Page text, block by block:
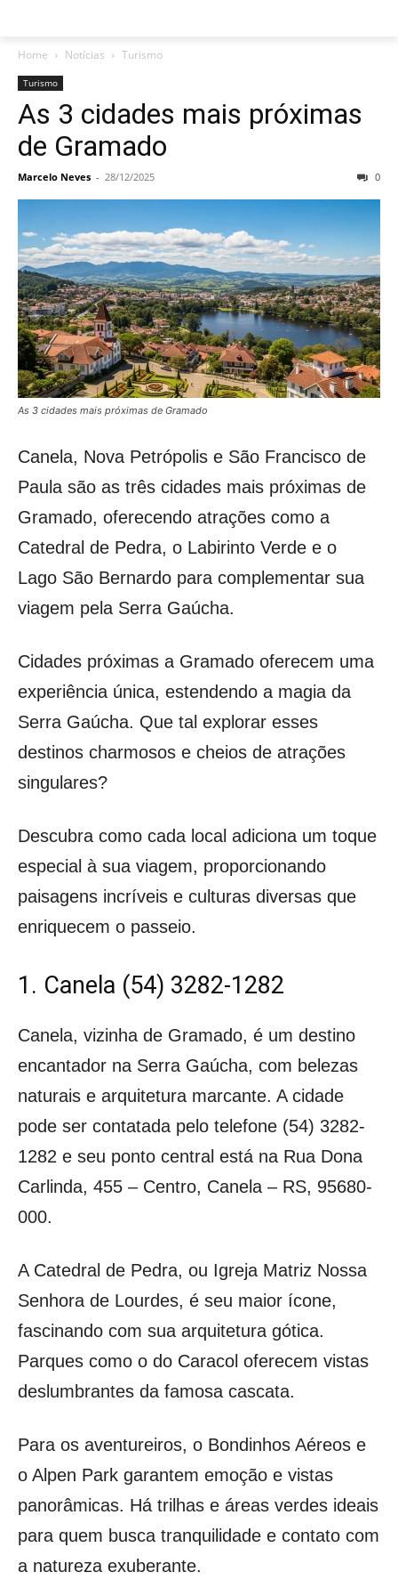
Home Notícias Turismo
Turismo
As 3 cidades mais próximas
de Gramado
Marcelo Neves - 28/12/2025 0
As 3 cidades mais próximas de Gramado
Canela, Nova Petrópolis e São Francisco de
Paula são as três cidades mais próximas de
Gramado, oferecendo atrações como a
Catedral de Pedra, o Labirinto Verde e o
Lago São Bernardo para complementar sua
viagem pela Serra Gaúcha.
Cidades próximas a Gramado oferecem uma
experiência única, estendendo a magia da
Serra Gaúcha. Que tal explorar esses
destinos charmosos e cheios de atrações
singulares?
Descubra como cada local adiciona um toque
especial à sua viagem, proporcionando
paisagens incríveis e culturas diversas que
enriquecem o passeio.
1. Canela (54) 3282-1282
Canela, vizinha de Gramado, é um destino
encantador na Serra Gaúcha, com belezas
naturais e arquitetura marcante. A cidade
pode ser contatada pelo telefone (54) 3282-
1282 e seu ponto central está na Rua Dona
Carlinda, 455 – Centro, Canela – RS, 95680-
000.
A Catedral de Pedra, ou Igreja Matriz Nossa
Senhora de Lourdes, é seu maior ícone,
fascinando com sua arquitetura gótica.
Parques como o do Caracol oferecem vistas
deslumbrantes da famosa cascata.
Para os aventureiros, o Bondinhos Aéreos e
o Alpen Park garantem emoção e vistas
panorâmicas. Há trilhas e áreas verdes ideais
para quem busca tranquilidade e contato com
a natureza exuberante.